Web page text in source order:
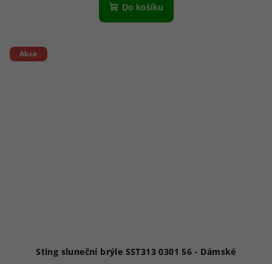
Do košíku
Akce
Sting sluneční brýle SST313 0301 56 - Dámské